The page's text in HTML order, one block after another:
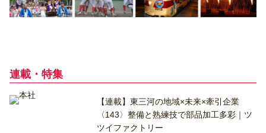
連載・特集
【連載】東三河の地域×未来×牽引企業
〈143〉整備と熟練技で部品加工多彩｜ツ
ツイファクトリー